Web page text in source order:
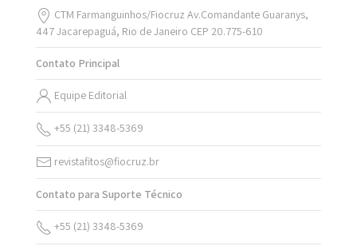
CTM Farmanguinhos/Fiocruz Av.Comandante Guaranys,
447 Jacarepaguá, Rio de Janeiro CEP 20.775-610
Contato Principal
Equipe Editorial
+55 (21) 3348-5369
revistafitos@fiocruz.br
Contato para Suporte Técnico
+55 (21) 3348-5369